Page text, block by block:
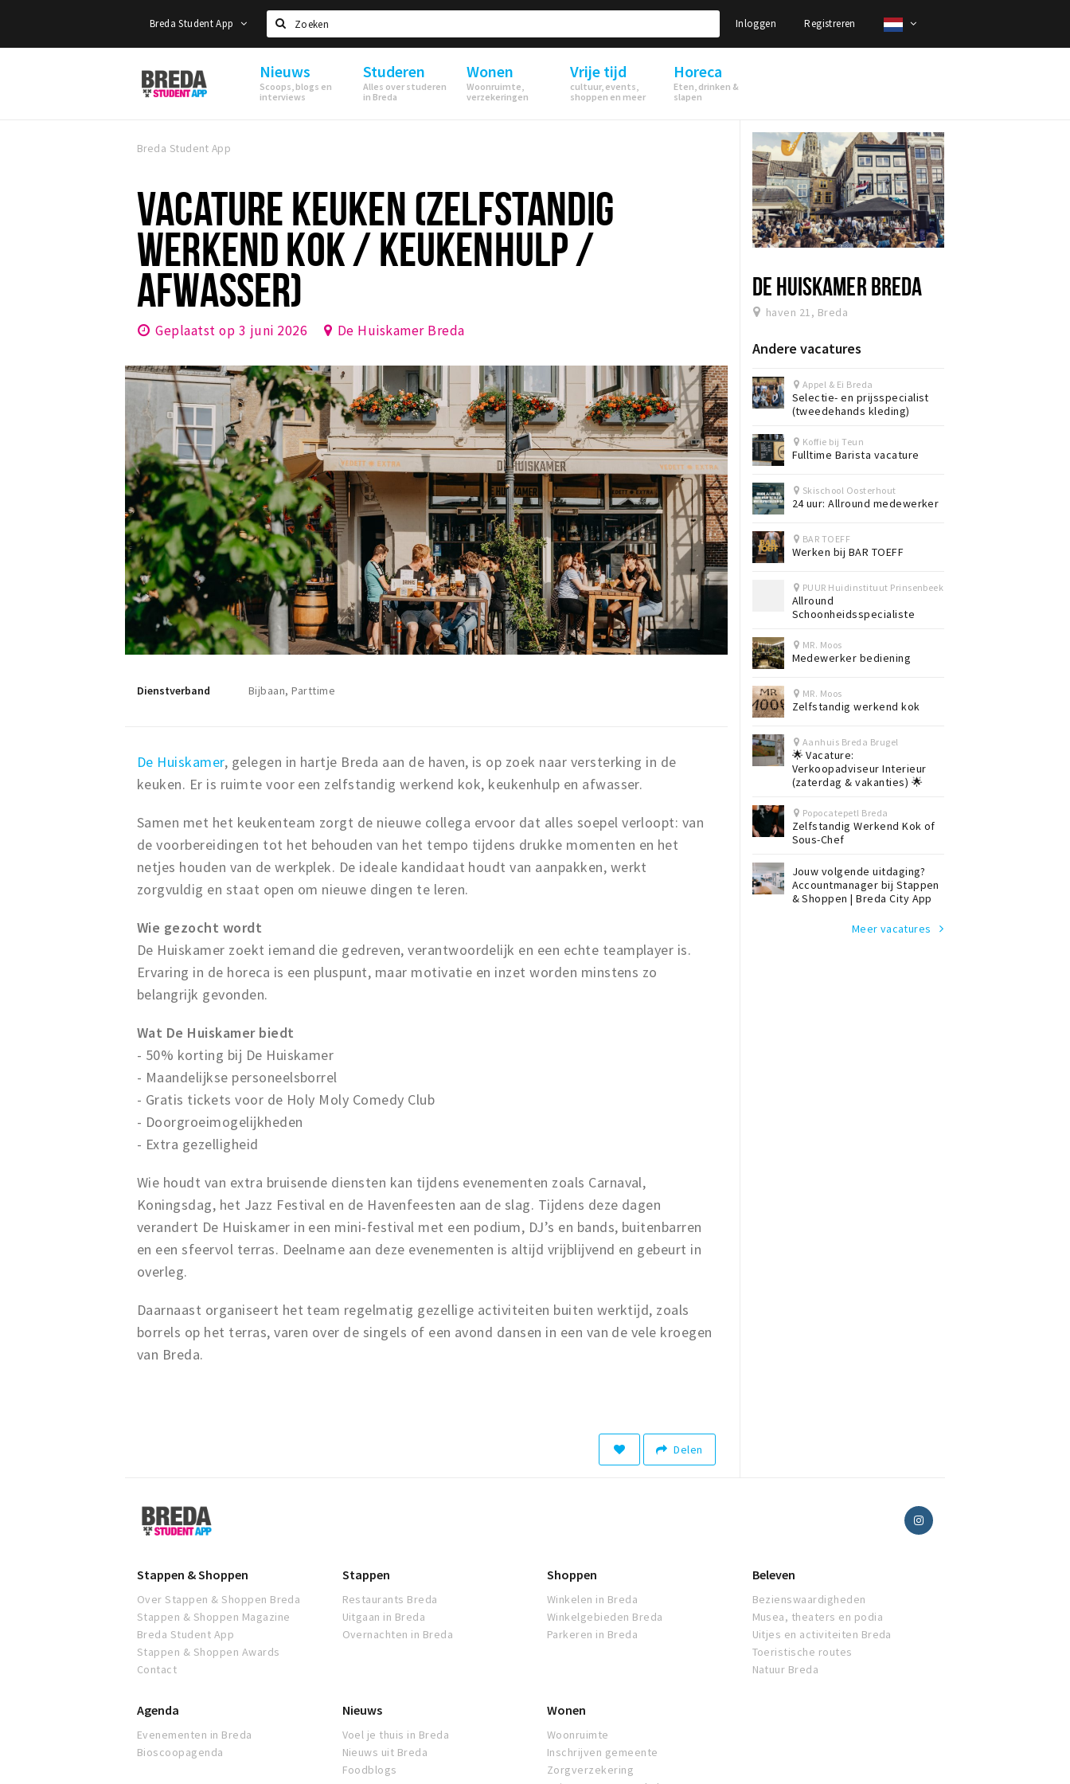
Breda Student App
Zoeken
Inloggen Registreren
Breda
Student
Nieuws
Scoops, blogs en
interviews
Studeren
Alles over studeren
in Breda
Wonen
Woonruimte,
verzekeringen
Vrije tijd
cultuur, events,
shoppen en meer
Horeca
Eten, drinken &
slapen
Breda Student App
VACATURE KEUKEN (ZELFSTANDIG
WERKEND KOK / KEUKENHULP /
AFWASSER)
Geplaatst op 3 juni 2026 De Huiskamer Breda
Dienstverband Bijbaan, Parttime
De Huiskamer, gelegen in hartje Breda aan de haven, is op zoek naar versterking in de
keuken. Er is ruimte voor een zelfstandig werkend kok, keukenhulp en afwasser.
Samen met het keukenteam zorgt de nieuwe collega ervoor dat alles soepel verloopt: van
de voorbereidingen tot het behouden van het tempo tijdens drukke momenten en het
netjes houden van de werkplek. De ideale kandidaat houdt van aanpakken, werkt
zorgvuldig en staat open om nieuwe dingen te leren.
Wie gezocht wordt
De Huiskamer zoekt iemand die gedreven, verantwoordelijk en een echte teamplayer is.
Ervaring in de horeca is een pluspunt, maar motivatie en inzet worden minstens zo
belangrijk gevonden.
Wat De Huiskamer biedt
- 50% korting bij De Huiskamer
- Maandelijkse personeelsborrel
- Gratis tickets voor de Holy Moly Comedy Club
- Doorgroeimogelijkheden
- Extra gezelligheid
Wie houdt van extra bruisende diensten kan tijdens evenementen zoals Carnaval,
Koningsdag, het Jazz Festival en de Havenfeesten aan de slag. Tijdens deze dagen
verandert De Huiskamer in een mini-festival met een podium, DJ’s en bands, buitenbarren
en een sfeervol terras. Deelname aan deze evenementen is altijd vrijblijvend en gebeurt in
overleg.
Daarnaast organiseert het team regelmatig gezellige activiteiten buiten werktijd, zoals
borrels op het terras, varen over de singels of een avond dansen in een van de vele kroegen
van Breda.
Delen
DE HUISKAMER BREDA
haven 21, Breda
Andere vacatures
Appel & Ei Breda
Selectie- en prijsspecialist
(tweedehands kleding)
Koffie bij Teun
Fulltime Barista vacature
Skischool Oosterhout
24 uur: Allround medewerker
BAR TOEFF
Werken bij BAR TOEFF
PUUR Huidinstituut Prinsenbeek
Allround
Schoonheidsspecialiste
MR. Moos
Medewerker bediening
MR. Moos
Zelfstandig werkend kok
Aanhuis Breda Brugel
🌟 Vacature:
Verkoopadviseur Interieur
(zaterdag & vakanties) 🌟
Popocatepetl Breda
Zelfstandig Werkend Kok of
Sous-Chef
Jouw volgende uitdaging?
Accountmanager bij Stappen
& Shoppen | Breda City App
Meer vacatures
Breda
Student
App
Stappen & Shoppen
Over Stappen & Shoppen Breda
Stappen & Shoppen Magazine
Breda Student App
Stappen & Shoppen Awards
Contact
Stappen
Restaurants Breda
Uitgaan in Breda
Overnachten in Breda
Shoppen
Winkelen in Breda
Winkelgebieden Breda
Parkeren in Breda
Beleven
Bezienswaardigheden
Musea, theaters en podia
Uitjes en activiteiten Breda
Toeristische routes
Natuur Breda
Agenda
Evenementen in Breda
Bioscoopagenda
Nieuws
Voel je thuis in Breda
Nieuws uit Breda
Foodblogs
Wonen
Woonruimte
Inschrijven gemeente
Zorgverzekering